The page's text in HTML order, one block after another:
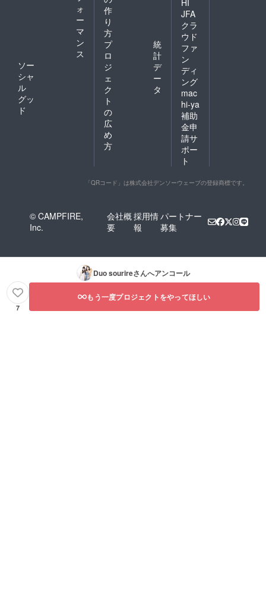
ォ
ー
マ
ン
ス
ソー
シャ
ル
グッ
ド
作
り
方
プ
ロ
ジ
ェ
ク
ト
の
広
め
方
統
計
デ
ー
タ
HI
JFA
クラ
ウド
ファ
ン
ディ
ング
mac
hi-ya
補助
金申
請サ
ポー
ト
「QRコード」は株式会社デンソーウェーブの登録商標です。
© CAMPFIRE,
Inc.
会社概
要
採用情
報
パートナー
募集
Duo sourireさんへアンコール
7
もう一度プロジェクトをやってほしい